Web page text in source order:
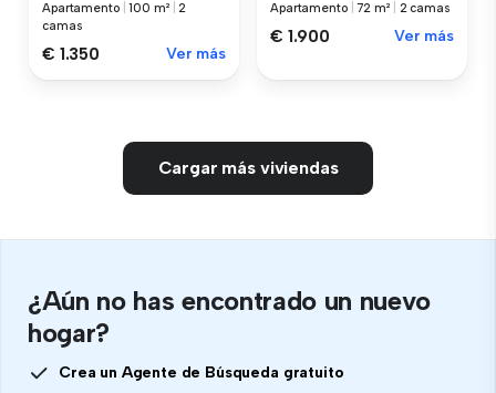
Apartamento |100 m² |2
camas
€ 1.350 Ver más
Apartamento |72 m² 2 camas
€ 1.900 Ver más
Cargar más viviendas
¿Aún no has encontrado un nuevo
hogar?
Crea un Agente de Búsqueda gratuito